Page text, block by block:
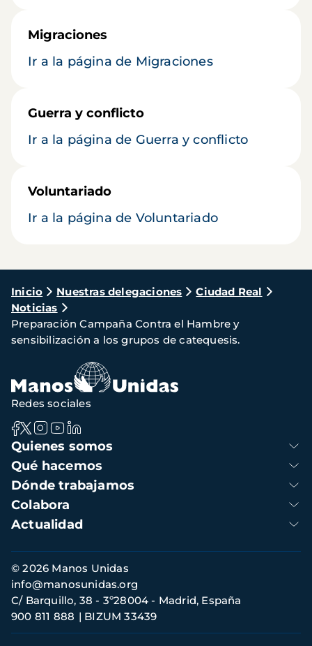
Migraciones
Ir a la página de Migraciones
Guerra y conflicto
Ir a la página de Guerra y conflicto
Voluntariado
Ir a la página de Voluntariado
Ruta
de
navegación
Inicio Nuestras delegaciones
Ciudad Real
Noticias
Preparación Campaña Contra el Hambre y
sensibilización a los grupos de catequesis.
Navegación
principal
Quienes somos
Qué hacemos
Dónde trabajamos
Colabora
Actualidad
Redes sociales
Información
de
contacto
© 2026 Manos Unidas
C/ Barquillo, 38 - 3º28004 - Madrid, España
900 811 888
BIZUM 33439
info@manosunidas.org